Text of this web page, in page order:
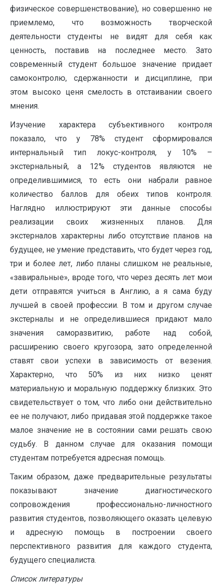
физическое совершенствование), но совершенно не
приемлемо, что возможность творческой
деятельности студенты не видят для себя как
ценность, поставив на последнее место. Зато
современный студент большое значение придает
самоконтролю, сдержанности и дисциплине, при
этом высоко ценя смелость в отстаивании своего
мнения.
Изучение характера субъективного контроля
показало, что у 78% студент сформировался
интернальный тип локус-контроля, у 10% –
экстернальный, а 12% студентов являются не
определившимися, то есть они набрали равное
количество баллов для обеих типов контроля.
Наглядно иллюстрируют эти данные способы
реализации своих жизненных планов. Для
экстерналов характерны либо отсутствие планов на
будущее, не умение представить, что будет через год,
три и более лет, либо планы слишком не реальные,
«завиральные», вроде того, что через десять лет мои
дети отправятся учиться в Англию, а я сама буду
лучшей в своей профессии. В том и другом случае
экстерналы и не определившиеся придают мало
значения саморазвитию, работе над собой,
расширению своего кругозора, зато определенной
ставят свои успехи в зависимость от везения.
Характерно, что 50% из них низко ценят
материальную и моральную поддержку близких. Это
свидетельствует о том, что либо они действительно
ее не получают, либо придавая этой поддержке такое
малое значение не в состоянии сами решать свою
судьбу. В данном случае для оказания помощи
студентам потребуется адресная помощь.
Таким образом, даже предварительные результаты
показывают значение диагностического
сопровождения профессионально-личностного
развития студентов, позволяющего оказать целевую
и адресную помощь в построении своего
перспективного развития для каждого студента,
будущего специалиста.
Список литературы